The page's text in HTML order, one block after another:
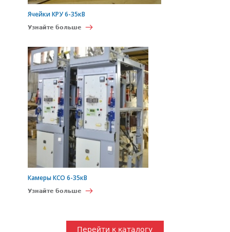
Ячейки КРУ 6-35кВ
Узнайте больше
Камеры КСО 6-35кВ
Узнайте больше
Перейти к каталогу